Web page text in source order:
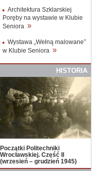
Architektura Szklarskiej
Poręby na wystawie w Klubie
Seniora »
Wystawa „Wełną malowane”
w Klubie Seniora »
HISTORIA
Początki Politechniki
Wrocławskiej. Część II
(wrzesień – grudzień 1945)